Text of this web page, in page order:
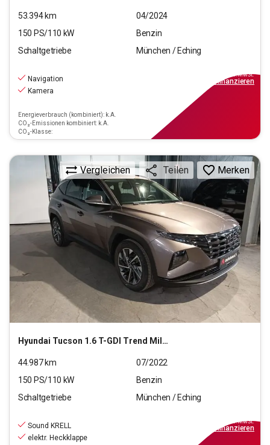
53.394km
04/2024
150 PS/110 kW
Benzin
Schaltgetriebe
München / Eching
Navigation
Kamera
Energieverbrauch (kombiniert): k.A.
CO₂-Emissionen kombiniert: k.A.
CO₂-Klasse:
inkl.MwSt.
finanzieren
Hyundai Tucson 1.6 T-GDI Trend Mild-Hybrid
Vergleichen Teilen Merken
44.987km
07/2022
150 PS/110 kW
Benzin
Schaltgetriebe
München / Eching
Sound KRELL
elektr. Heckklappe
inkl.MwSt.
finanzieren